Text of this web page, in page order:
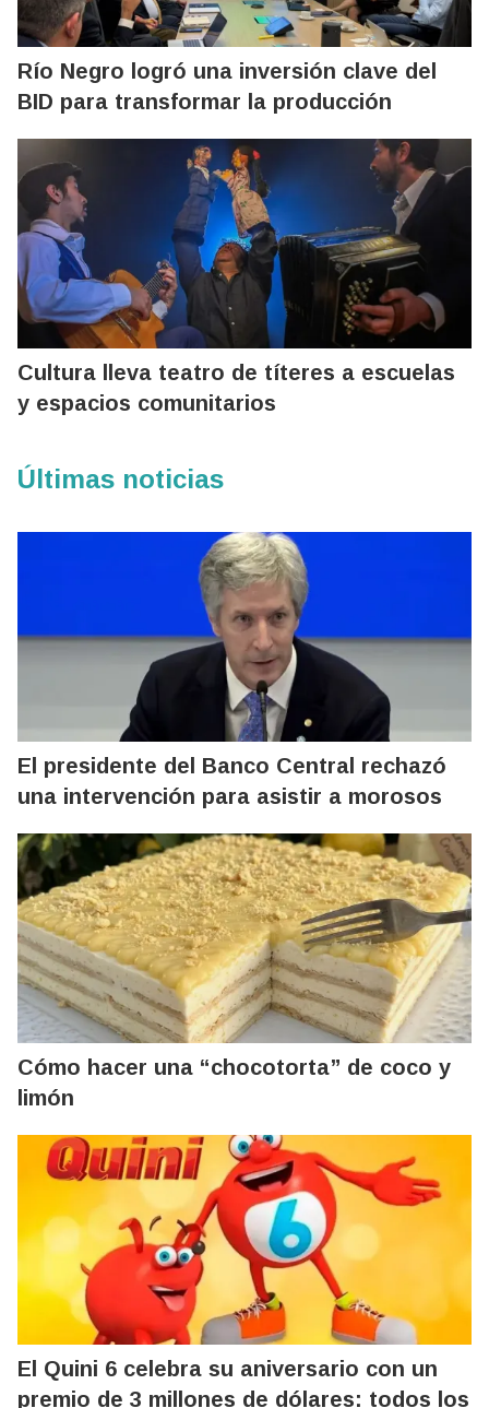
Río Negro logró una inversión clave del
BID para transformar la producción
Cultura lleva teatro de títeres a escuelas
y espacios comunitarios
Últimas noticias
El presidente del Banco Central rechazó
una intervención para asistir a morosos
Cómo hacer una “chocotorta” de coco y
limón
El Quini 6 celebra su aniversario con un
premio de 3 millones de dólares: todos los